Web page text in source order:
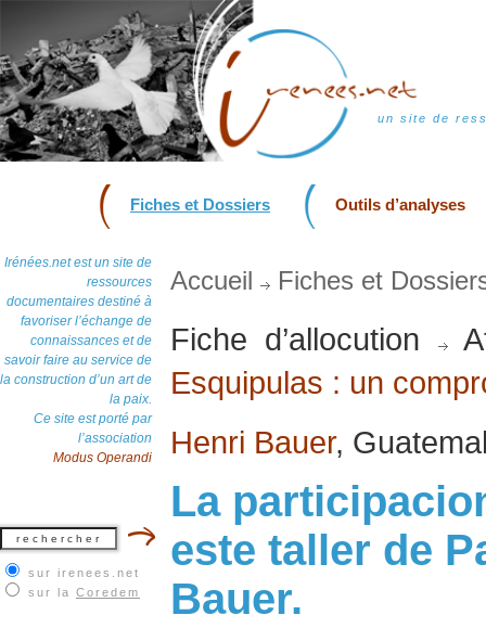
un site de
Fiches et Dossiers Outils d’analyses
Irénées.net est un site de
ressources
documentaires destiné à
favoriser l’échange de
connaissances et de
savoir faire au service de
la construction d’un art de
la paix.
Ce site est porté par
l’association
Modus Operandi
sur irenees.net
sur la Coredem
Accueil Fiches et
Fiche d’allocution
Esquipulas : un
Henri Bauer,
La
este taller de
Bauer.